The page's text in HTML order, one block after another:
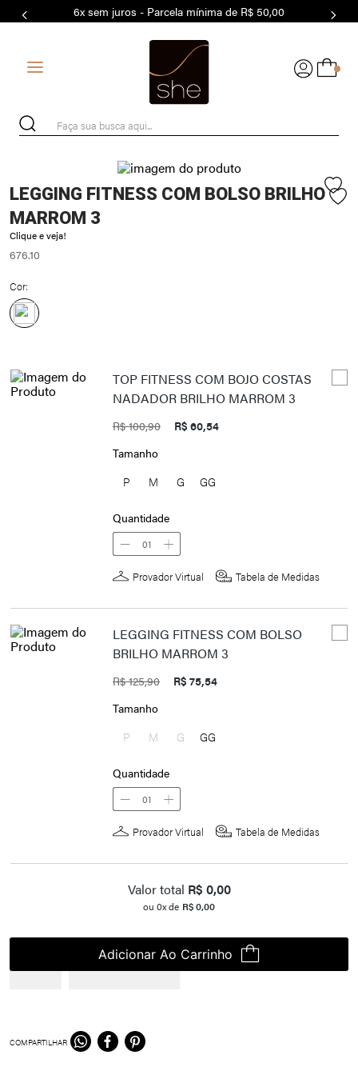
6x sem juros - Parcela mínima de R$ 50,00
0
Faça sua busca aqui...
LEGGING FITNESS COM BOLSO BRILHO
MARROM 3
Clique e veja!
676.10
Cor:
TOP FITNESS COM BOJO COSTAS
NADADOR BRILHO MARROM 3
R$ 100,90
R$ 60,54
Tamanho
P
M G GG
Quantidade
01
Provador Virtual Tabela de Medidas
LEGGING FITNESS COM BOLSO
BRILHO MARROM 3
R$ 125,90
R$ 75,54
Tamanho
P
M G GG
Quantidade
01
Provador Virtual Tabela de Medidas
Valor total R$ 0,00
ou 0x de R$0,00
Adicionar Ao Carrinho
COMPARTILHAR
7º MODAL